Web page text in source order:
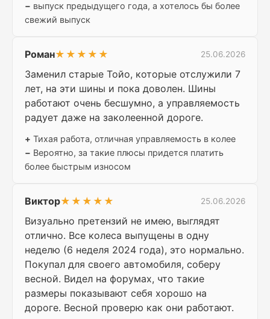
− выпуск предыдущего года, а хотелось бы более
свежий выпуск
Роман★★★★★ 25.06.2026
Заменил старые Тойо, которые отслужили 7
лет, на эти шины и пока доволен. Шины
работают очень бесшумно, а управляемость
радует даже на заколеенной дороге.
+ Тихая работа, отличная управляемость в колее
− Вероятно, за такие плюсы придется платить
более быстрым износом
Виктор★★★★★ 25.06.2026
Визуально претензий не имею, выглядят
отлично. Все колеса выпущены в одну
неделю (6 неделя 2024 года), это нормально.
Покупал для своего автомобиля, соберу
весной. Видел на форумах, что такие
размеры показывают себя хорошо на
дороге. Весной проверю как они работают.